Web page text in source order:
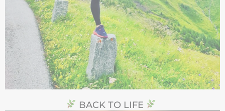
BACK TO LIFE